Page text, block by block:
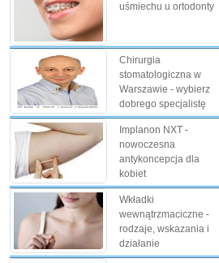
uśmiechu u ortodonty
Chirurgia
stomatologiczna w
Warszawie - wybierz
dobrego specjalistę
Implanon NXT -
nowoczesna
antykoncepcja dla
kobiet
Wkładki
wewnątrzmaciczne -
rodzaje, wskazania i
działanie